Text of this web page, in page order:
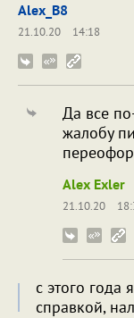
Alex_B8
21.10.20
14:18
Да все
жалобу
Alex Exler
21.10.20
с этого года
справкой,